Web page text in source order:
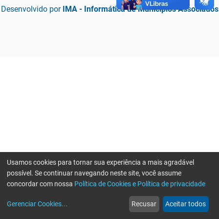
Desenvolvido por IMA - Informática de Municípios Associados
web
Notícias
more_horiz
Mais
Usamos cookies para tornar sua experiência a mais agradável
possível. Se continuar navegando neste site, você assume
concordar com nossa Política de Cookies e Política de privacidade
Gerenciar Cookies... Recusar Aceitar todos
Erro ao enviar informações, por favor tente novamente